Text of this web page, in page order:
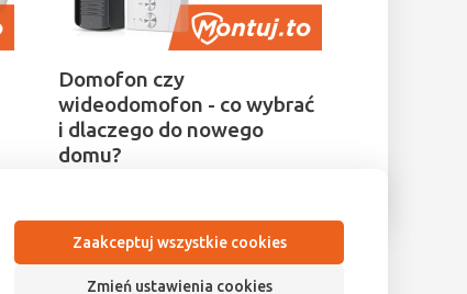
Domofon czy
wideodomofon - co wybrać
i dlaczego do nowego
domu?
Zaakceptuj wszystkie cookies
Zmień ustawienia cookies